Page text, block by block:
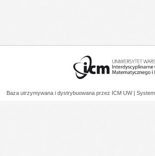
Baza utrzymywana i dystrybuowana przez ICM UW |